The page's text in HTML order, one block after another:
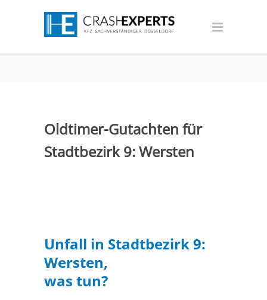
Oldtimer-Gutachten für
Stadtbezirk 9: Wersten
Unfall in Stadtbezirk 9:
Wersten,
was tun?